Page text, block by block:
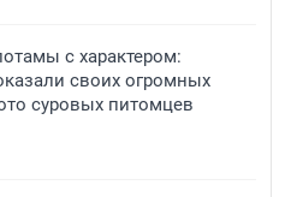
с характером:
своих огромных
суровых питомцев